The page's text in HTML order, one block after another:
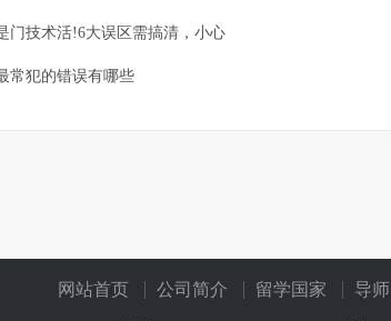
门技术活!6大误区需搞清，小心
常犯的错误有哪些
网站首页 公司简介 留学国家 导